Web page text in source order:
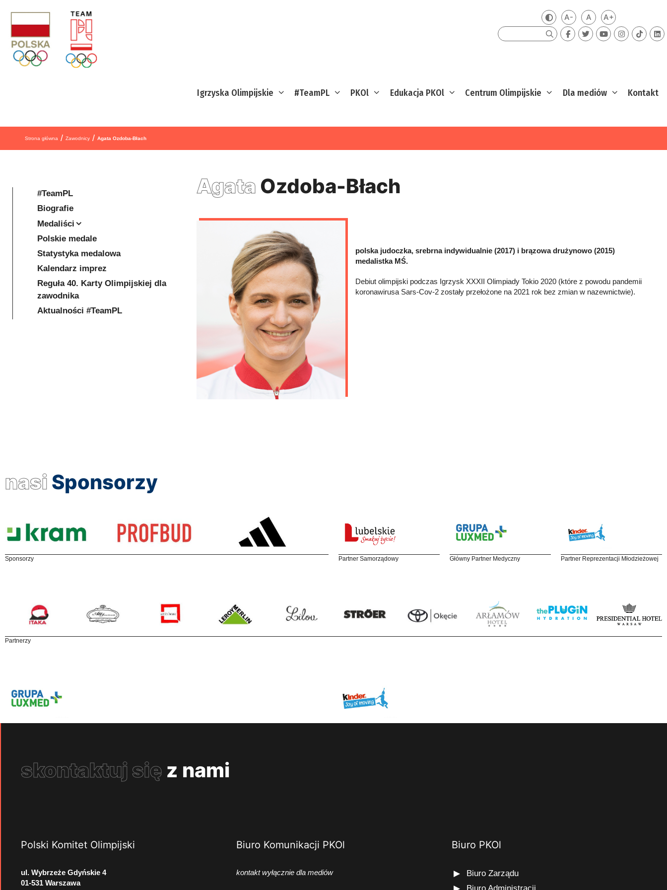
Zmień kontrast
A-Mniejsza czcionka
ADomyślna czcionka
A+Większa
Szukaj
Igrzyska Olimpijskie #TeamPL PKOl Edukacja PKOl Centrum Olimpijskie Dla mediów Kontakt
Strona główna / Zawodnicy / Agata Ozdoba-Błach
Agata Ozdoba-Błach
polska judoczka, srebrna indywidualnie (2017) i brązowa drużynowo (2015)
medalistka MŚ.
Debiut olimpijski podczas Igrzysk XXXII Olimpiady Tokio 2020 (które z powodu pandemii
koronawirusa Sars-Cov-2 zostały przełożone na 2021 rok bez zmian w nazewnictwie).
#TeamPL
Biografie
Medaliści
Polskie medale
Statystyka medalowa
Kalendarz imprez
Reguła 40. Karty Olimpijskiej dla
zawodnika
Aktualności #TeamPL
nasi Sponsorzy
Sponsorzy Partner Samorządowy Główny Partner Medyczny Partner Reprezentacji Młodzieżowej
Partnerzy
skontaktuj się z nami
Polski Komitet Olimpijski
ul. Wybrzeże Gdyńskie 4
01-531 Warszawa
Biuro Komunikacji PKOl
kontakt wyłącznie dla mediów
Biuro PKOl
Biuro Zarządu